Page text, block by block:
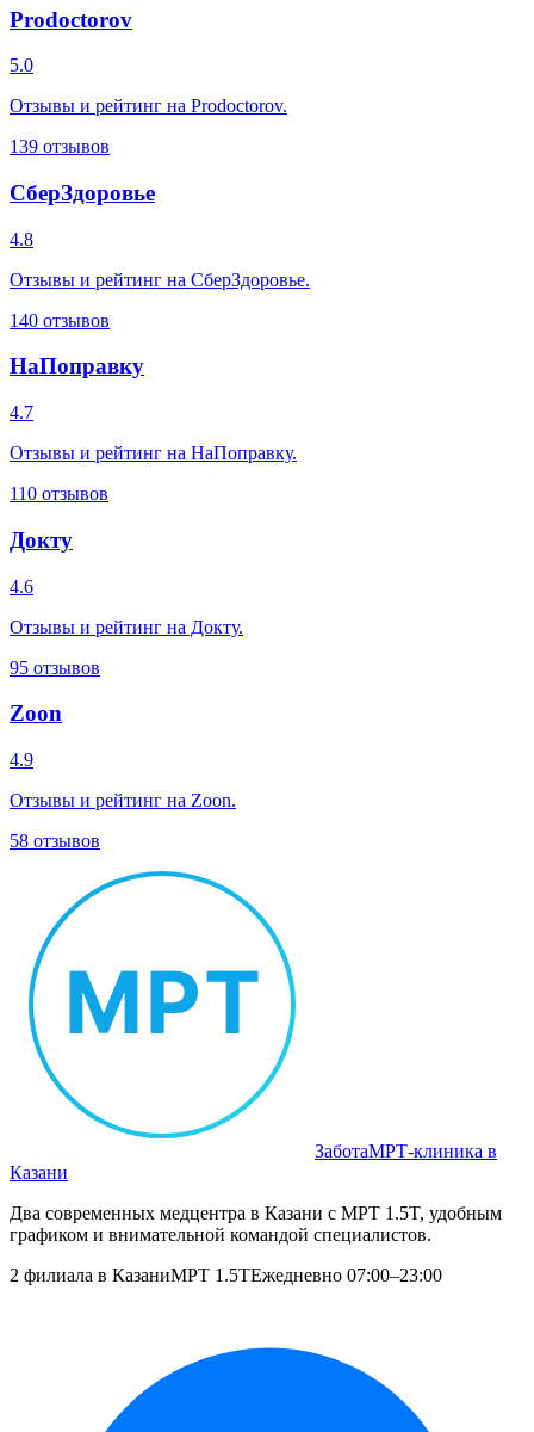
Prodoctorov
5.0
Отзывы и рейтинг на Prodoctorov.
139 отзывов
СберЗдоровье
4.8
Отзывы и рейтинг на СберЗдоровье.
140 отзывов
НаПоправку
4.7
Отзывы и рейтинг на НаПоправку.
110 отзывов
Докту
4.6
Отзывы и рейтинг на Докту.
95 отзывов
Zoon
4.9
Отзывы и рейтинг на Zoon.
58 отзывов
ЗаботаМРТ‑клиника в
Казани
Два современных медцентра в Казани с МРТ 1.5T, удобным
графиком и внимательной командой специалистов.
2 филиала в КазаниМРТ 1.5TЕжедневно 07:00–23:00